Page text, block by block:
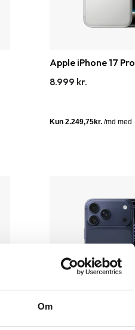
Om
Apple iPhone 17 Pro
8.999 kr.